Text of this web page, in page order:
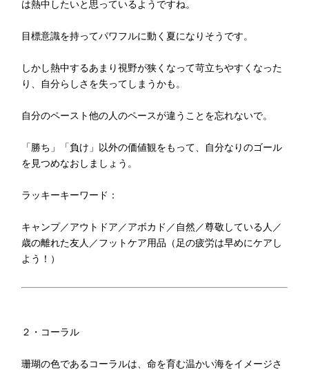
は熱中したいと思っているようですね。
目標意識を持ってパワフルに動く夏になりそうです。
しかし熱中するあまり視野が狭くなって苛立ちやすくなった
り、自分らしさを失ってしまうかも。
自分のペースト他の人のペースが違うことを忘れないで。
「勝ち」「負け」以外の価値観をもって、自分なりのゴール
を見つめなおしましょう。
ラッキーキーワード：
キャンプ／アウトドア／アボカド／自然／尊敬している人／
歳の離れた友人／フットケア用品（足の疲労は早めにケアし
よう！）
２・コーラル
珊瑚の色であるコーラルは、命を育む温かい海をイメージさ